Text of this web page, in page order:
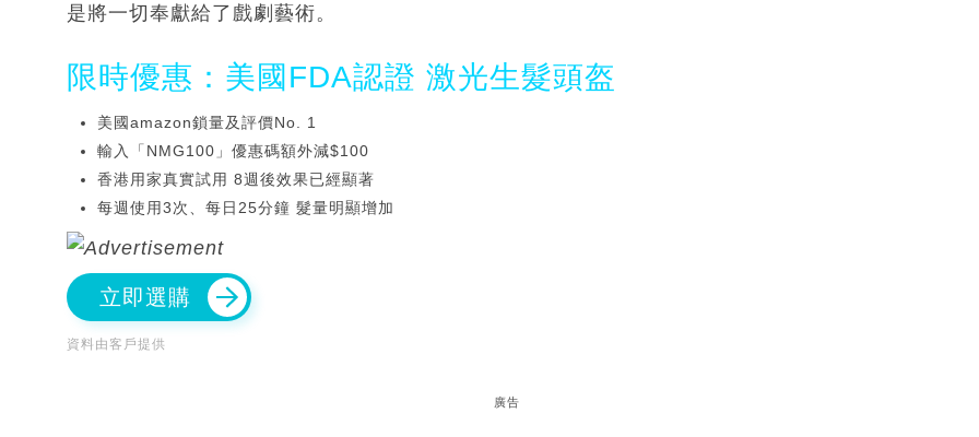
是將一切奉獻給了戲劇藝術。
限時優惠：美國FDA認證 激光生髮頭盔
美國amazon鎖量及評價No. 1
輸入「NMG100」優惠碼額外減$100
香港用家真實試用 8週後效果已經顯著
每週使用3次、每日25分鐘 髮量明顯增加
立即選購
資料由客戶提供
廣告